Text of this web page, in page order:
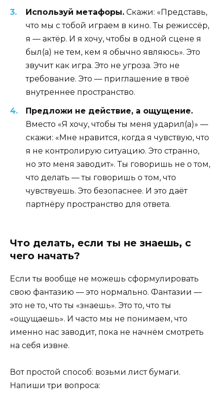
Используй метафоры. Скажи: «Представь,
что мы с тобой играем в кино. Ты режиссёр,
я — актёр. И я хочу, чтобы в одной сцене я
был(а) не тем, кем я обычно являюсь». Это
звучит как игра. Это не угроза. Это не
требование. Это — приглашение в твоё
внутреннее пространство.
Предложи не действие, а ощущение.
Вместо «Я хочу, чтобы ты меня ударил(а)» —
скажи: «Мне нравится, когда я чувствую, что
я не контролирую ситуацию. Это странно,
но это меня заводит». Ты говоришь не о том,
что делать — ты говоришь о том, что
чувствуешь. Это безопаснее. И это даёт
партнёру пространство для ответа.
Что делать, если ты не знаешь, с
чего начать?
Если ты вообще не можешь сформулировать
свою фантазию — это нормально. Фантазии —
это не то, что ты «знаешь». Это то, что ты
«ощущаешь». И часто мы не понимаем, что
именно нас заводит, пока не начнём смотреть
на себя извне.
Вот простой способ: возьми лист бумаги.
Напиши три вопроса: